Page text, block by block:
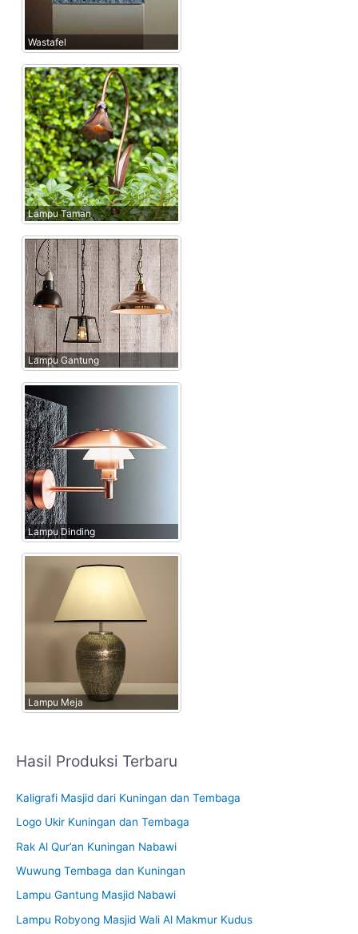
Wastafel
Lampu Taman
Lampu Gantung
Lampu Dinding
Lampu Meja
Hasil Produksi Terbaru
Kaligrafi Masjid dari Kuningan dan Tembaga
Logo Ukir Kuningan dan Tembaga
Rak Al Qur’an Kuningan Nabawi
Wuwung Tembaga dan Kuningan
Lampu Gantung Masjid Nabawi
Lampu Robyong Masjid Wali Al Makmur Kudus